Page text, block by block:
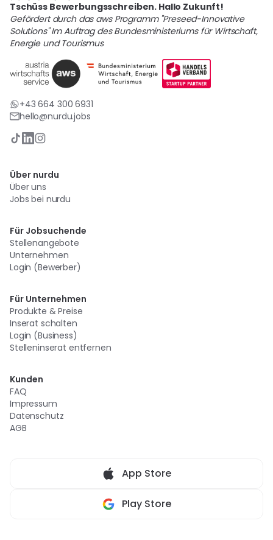
Tschüss Bewerbungsschreiben. Hallo Zukunft!
Gefördert durch das aws Programm "Preseed-Innovative
Solutions" Im Auftrag des Bundesministeriums für Wirtschaft,
Energie und Tourismus
+43 664 300 6931
hello@nurdu.jobs
Über nurdu
Über uns
Jobs bei nurdu
Für Jobsuchende
Stellenangebote
Unternehmen
Login (Bewerber)
Für Unternehmen
Produkte & Preise
Inserat schalten
Login (Business)
Stelleninserat entfernen
Kunden
FAQ
Impressum
Datenschutz
AGB
App Store
Play Store